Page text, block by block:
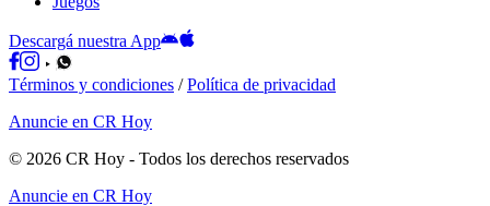
Descargá nuestra App
Términos y condiciones /Política de privacidad
Anuncie en CR Hoy
© 2026 CR Hoy - Todos los derechos reservados
Anuncie en CR Hoy